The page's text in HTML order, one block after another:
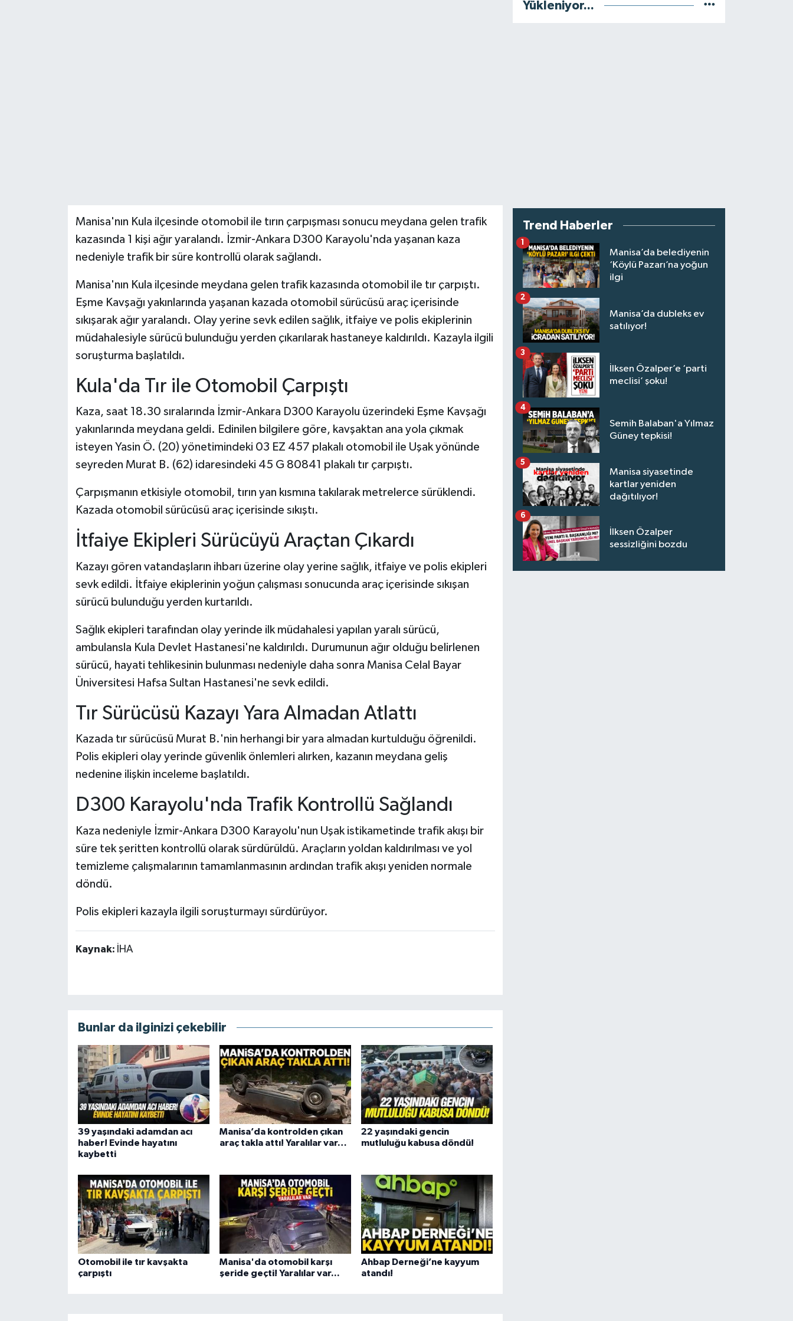
Manisa'nın Kula ilçesinde otomobil ile tırın çarpışması sonucu meydana gelen trafik
kazasında 1 kişi ağır yaralandı. İzmir-Ankara D300 Karayolu'nda yaşanan kaza
nedeniyle trafik bir süre kontrollü olarak sağlandı.
Manisa'nın Kula ilçesinde meydana gelen trafik kazasında otomobil ile tır çarpıştı.
Eşme Kavşağı yakınlarında yaşanan kazada otomobil sürücüsü araç içerisinde
sıkışarak ağır yaralandı. Olay yerine sevk edilen sağlık, itfaiye ve polis ekiplerinin
müdahalesiyle sürücü bulunduğu yerden çıkarılarak hastaneye kaldırıldı. Kazayla ilgili
soruşturma başlatıldı.
Kula'da Tır ile Otomobil Çarpıştı
Kaza, saat 18.30 sıralarında İzmir-Ankara D300 Karayolu üzerindeki Eşme Kavşağı
yakınlarında meydana geldi. Edinilen bilgilere göre, kavşaktan ana yola çıkmak
isteyen Yasin Ö. (20) yönetimindeki 03 EZ 457 plakalı otomobil ile Uşak yönünde
seyreden Murat B. (62) idaresindeki 45 G 80841 plakalı tır çarpıştı.
Çarpışmanın etkisiyle otomobil, tırın yan kısmına takılarak metrelerce sürüklendi.
Kazada otomobil sürücüsü araç içerisinde sıkıştı.
İtfaiye Ekipleri Sürücüyü Araçtan Çıkardı
Kazayı gören vatandaşların ihbarı üzerine olay yerine sağlık, itfaiye ve polis ekipleri
sevk edildi. İtfaiye ekiplerinin yoğun çalışması sonucunda araç içerisinde sıkışan
sürücü bulunduğu yerden kurtarıldı.
Sağlık ekipleri tarafından olay yerinde ilk müdahalesi yapılan yaralı sürücü,
ambulansla Kula Devlet Hastanesi'ne kaldırıldı. Durumunun ağır olduğu belirlenen
sürücü, hayati tehlikesinin bulunması nedeniyle daha sonra Manisa Celal Bayar
Üniversitesi Hafsa Sultan Hastanesi'ne sevk edildi.
Tır Sürücüsü Kazayı Yara Almadan Atlattı
Kazada tır sürücüsü Murat B.'nin herhangi bir yara almadan kurtulduğu öğrenildi.
Polis ekipleri olay yerinde güvenlik önlemleri alırken, kazanın meydana geliş
nedenine ilişkin inceleme başlatıldı.
D300 Karayolu'nda Trafik Kontrollü Sağlandı
Kaza nedeniyle İzmir-Ankara D300 Karayolu'nun Uşak istikametinde trafik akışı bir
süre tek şeritten kontrollü olarak sürdürüldü. Araçların yoldan kaldırılması ve yol
temizleme çalışmalarının tamamlanmasının ardından trafik akışı yeniden normale
döndü.
Polis ekipleri kazayla ilgili soruşturmayı sürdürüyor.
Kaynak: İHA
Bunlar da ilginizi çekebilir
39 yaşındaki adamdan acı
haber! Evinde hayatını
kaybetti
Manisa’da kontrolden çıkan
araç takla attı! Yaralılar var…
22 yaşındaki gencin
mutluluğu kabusa döndü!
Otomobil ile tır kavşakta
çarpıştı
Manisa'da otomobil karşı
şeride geçti! Yaralılar var...
Ahbap Derneği’ne kayyum
atandı!
Yükleniyor...
Trend Haberler
Manisa’da belediyenin
‘Köylü Pazarı’na yoğun
ilgi
1
Manisa’da dubleks ev
satılıyor!
2
İlksen Özalper’e ‘parti
meclisi’ şoku!
3
Semih Balaban'a Yılmaz
Güney tepkisi!
4
Manisa siyasetinde
kartlar yeniden
dağıtılıyor!
5
İlksen Özalper
sessizliğini bozdu
6